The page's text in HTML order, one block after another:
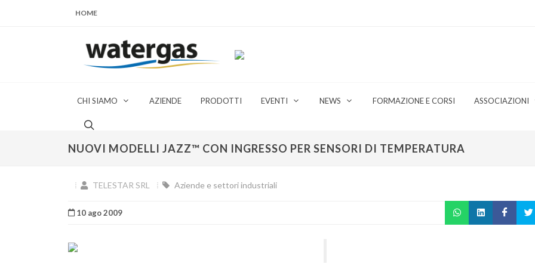
HOME
CHI SIAMO AZIENDE PRODOTTI EVENTI NEWS FORMAZIONE E CORSI ASSOCIAZIONI
NUOVI MODELLI JAZZ™ CON INGRESSO PER SENSORI DI TEMPERATURA
TELESTAR SRL Aziende e settori industriali
10 ago 2009